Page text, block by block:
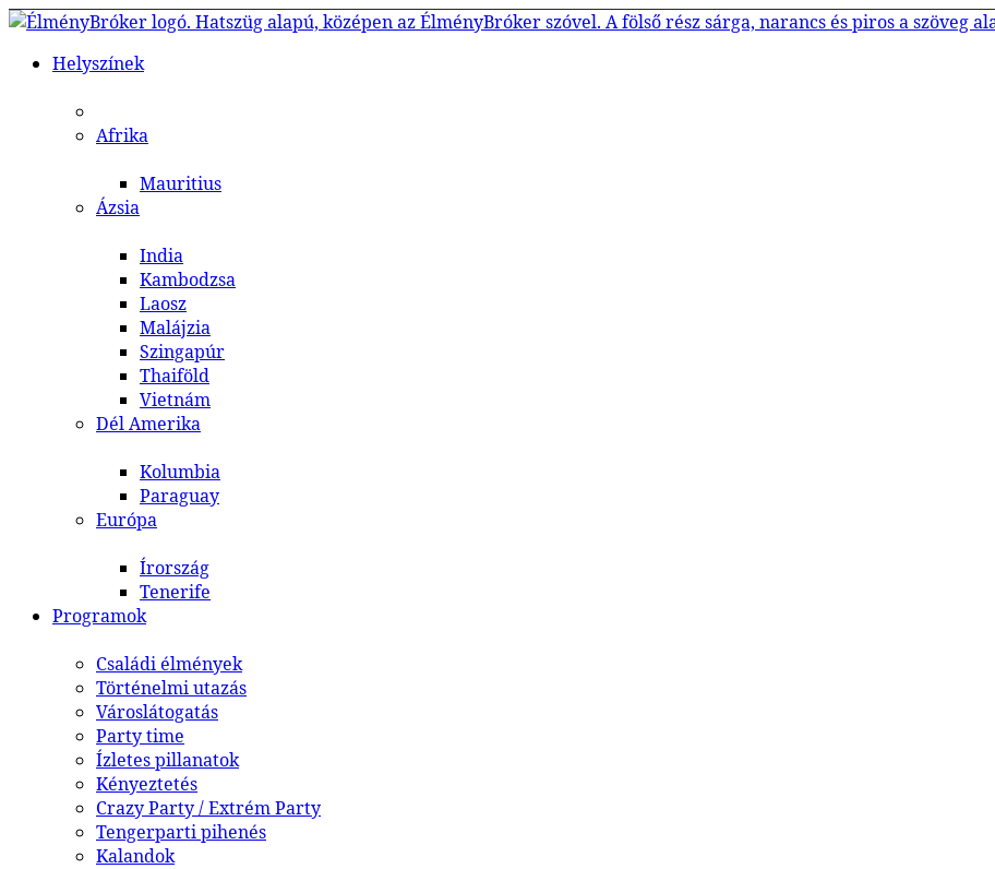
Helyszínek
Afrika
Mauritius
Ázsia
India
Kambodzsa
Laosz
Malájzia
Szingapúr
Thaiföld
Vietnám
Dél Amerika
Kolumbia
Paraguay
Európa
Írország
Tenerife
Programok
Családi élmények
Történelmi utazás
Városlátogatás
Party time
Ízletes pillanatok
Kényeztetés
Crazy Party / Extrém Party
Tengerparti pihenés
Kalandok